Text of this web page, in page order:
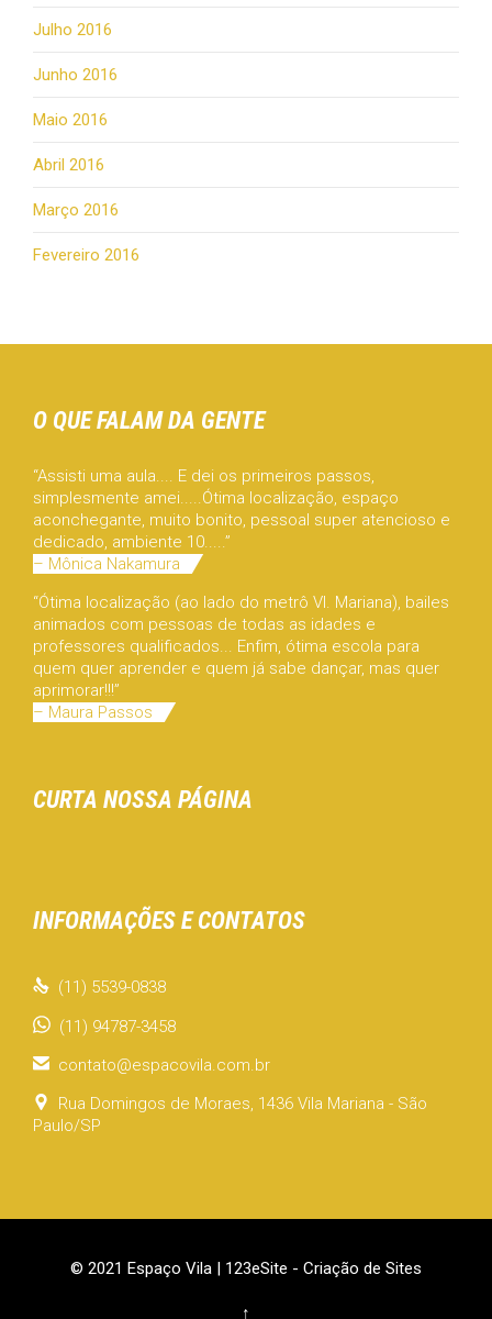
Julho 2016
Junho 2016
Maio 2016
Abril 2016
Março 2016
Fevereiro 2016
O QUE FALAM DA GENTE
“Assisti uma aula.... E dei os primeiros passos,
simplesmente amei.....Ótima localização, espaço
aconchegante, muito bonito, pessoal super atencioso e
dedicado, ambiente 10.....”
– Mônica Nakamura
“Ótima localização (ao lado do metrô Vl. Mariana), bailes
animados com pessoas de todas as idades e
professores qualificados... Enfim, ótima escola para
quem quer aprender e quem já sabe dançar, mas quer
aprimorar!!!”
– Maura Passos
CURTA NOSSA PÁGINA
INFORMAÇÕES E CONTATOS
 (11) 5539-0838
(11) 94787-3458
 contato@espacovila.com.br

Rua Domingos de Moraes, 1436 Vila Mariana - São
Paulo/SP
© 2021 Espaço Vila | 123eSite - Criação de Sites
↑